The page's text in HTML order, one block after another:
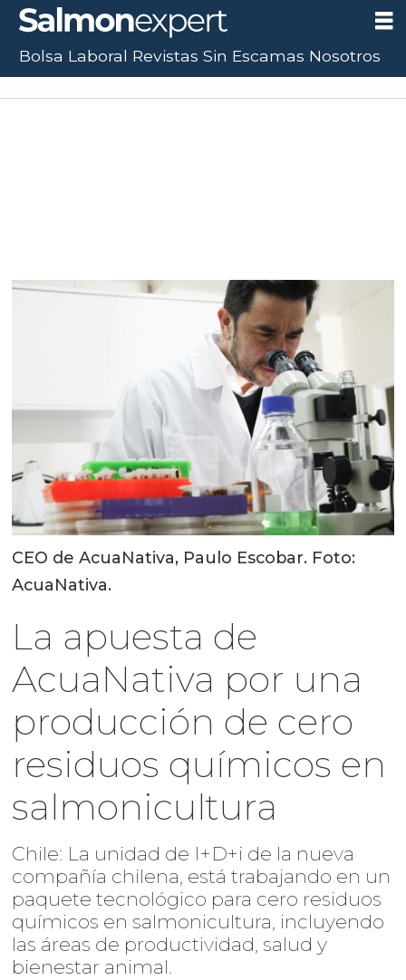
CEO de AcuaNativa, Paulo Escobar. Foto:
AcuaNativa.
La apuesta de
AcuaNativa por una
producción de cero
residuos químicos en
salmonicultura
Chile: La unidad de I+D+i de la nueva
compañía chilena, está trabajando en un
paquete tecnológico para cero residuos
químicos en salmonicultura, incluyendo
las áreas de productividad, salud y
bienestar animal.
Bolsa Laboral Revistas Sin Escamas Nosotros